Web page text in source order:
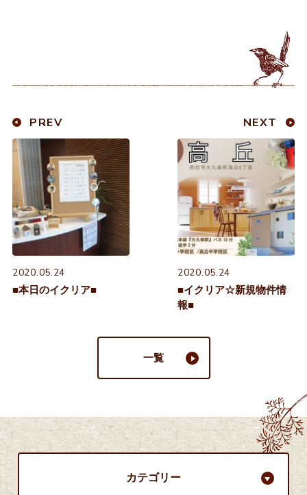
PREV
2020.05.24
■本日のイクリア■
NEXT
2020.05.24
■イクリア☆新規物件情
報■
一覧
カテゴリー